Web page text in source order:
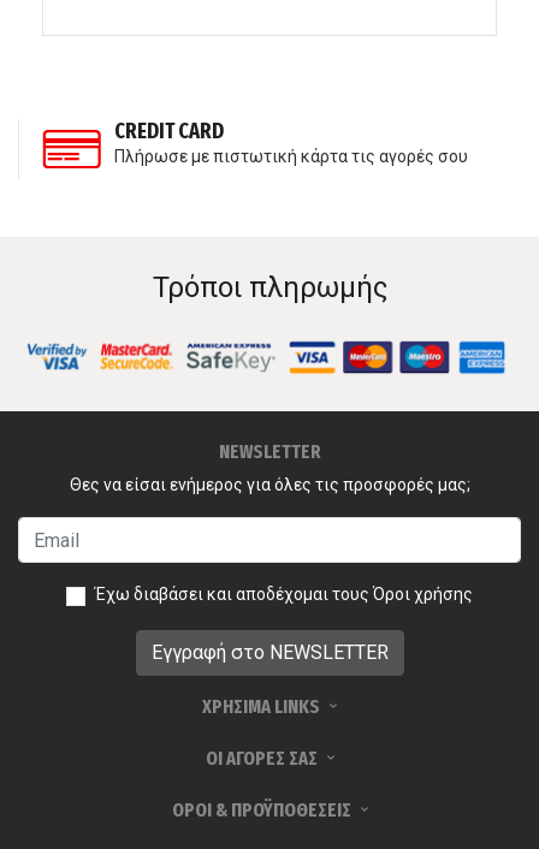
CREDIT CARD
Πλήρωσε με πιστωτική κάρτα τις αγορές σου
Τρόποι πληρωμής
NEWSLETTER
Θες να είσαι ενήμερος για όλες τις προσφορές μας;
Έχω διαβάσει και αποδέχομαι τους Όροι χρήσης
ΧΡΗΣΙΜΑ LINKS
ΟΙ ΑΓΟΡΕΣ ΣΑΣ
ΟΡΟΙ & ΠΡΟΫΠΟΘΕΣΕΙΣ